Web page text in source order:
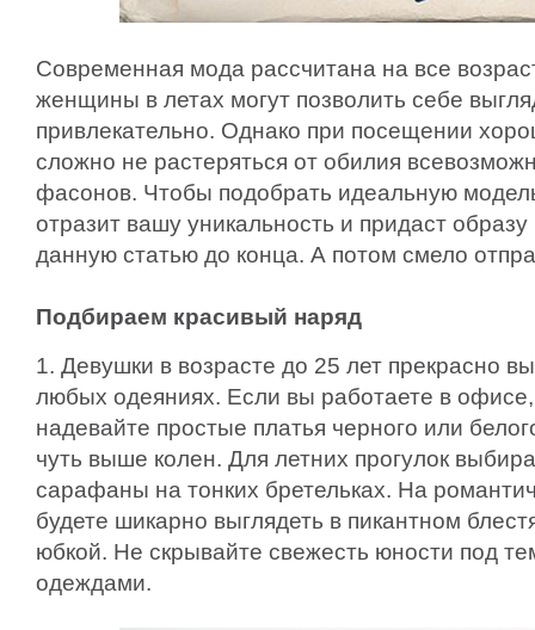
Современная мода рассчитана на все
женщины в летах могут позволить себе
привлекательно. Однако при посещении
сложно не растеряться от обилия
фасонов. Чтобы подобрать идеальную
отразит вашу уникальность и придаст
данную статью до конца. А потом смело
Подбираем красивый наряд
1. Девушки в возрасте до 25 лет прекрасно
любых одеяниях. Если вы работаете в
надевайте простые платья черного или
чуть выше колен. Для летних прогулок
сарафаны на тонких бретельках. На
будете шикарно выглядеть в пикантном
юбкой. Не скрывайте свежесть юности под
одеждами.